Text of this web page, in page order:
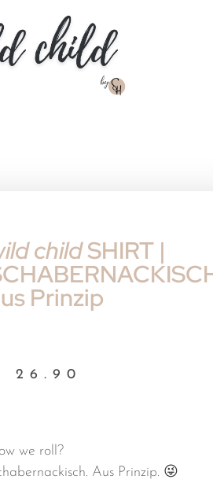
childSHIRT |
Prinzip
26.90
we roll?
Aus Prinzip. 😜